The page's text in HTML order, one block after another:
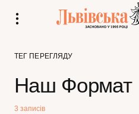
ТЕГ ПЕРЕГЛЯДУ
Наш Формат
3 записів